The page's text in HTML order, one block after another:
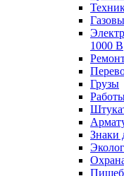
1000 В
Грузы
Знаки